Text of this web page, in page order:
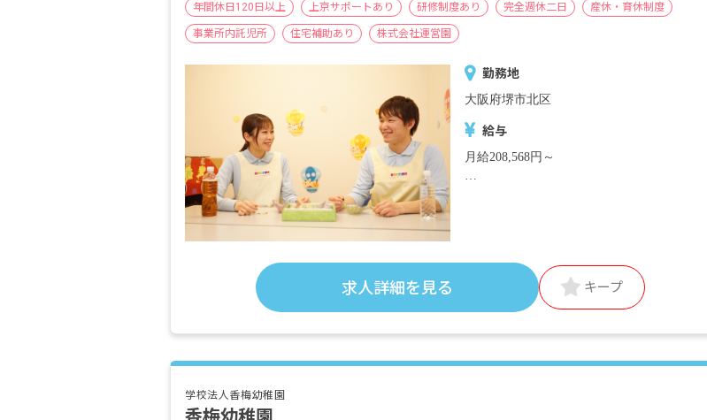
年間休日120日以上 上京サポートあり 研修制度あり 完全週休二日 産休・育休制度
事業所内託児所 住宅補助あり 株式会社運営園
勤務地
大阪府堺市北区
給与
月給208,568円～
■時間外手当
■昇給（年1回）
※3月分は、処遇改善加算一時金支給です
求人詳細を見る キープ
学校法人香梅幼稚園